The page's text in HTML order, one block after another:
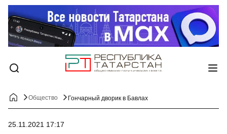
Общество Гончарный дворик в Бавлах
25.11.2021 17:17